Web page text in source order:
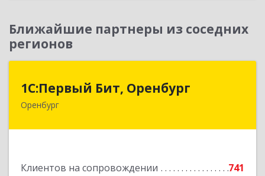
Ближайшие партнеры из соседних
регионов
1С:Первый Бит, Оренбург
Оренбург
Клиентов на сопровождении
741
1С:Первый Бит, Оренбург
460044, Оренбургская обл, Оренбург, Березка